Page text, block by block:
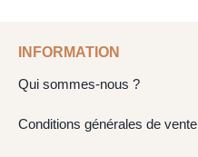
INFORMATION
Qui sommes-nous ?
Conditions générales de vente